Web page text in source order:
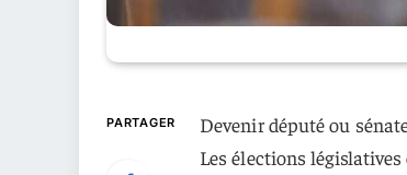
PARTAGER
Devenir député ou
Les élections